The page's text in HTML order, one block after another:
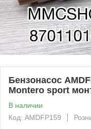
Бензонасос
Montero sport
В наличии
Код: AMDFP159